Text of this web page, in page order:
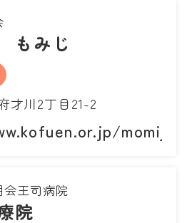
もみじ
才川2丁目21-2
momiji/
会王司病院
院